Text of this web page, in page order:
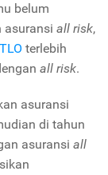
belum
asuransi all risk,
terlebih
all risk.
asuransi
di tahun
asuransi all